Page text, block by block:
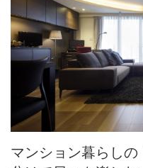
マンション暮らし